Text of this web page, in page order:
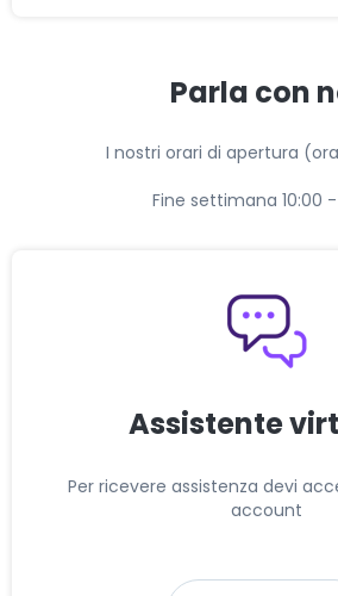
Parla con
I nostri orari di apertura
Fine settimana 10:00 -
Assistente
Per ricevere assistenza devi
account